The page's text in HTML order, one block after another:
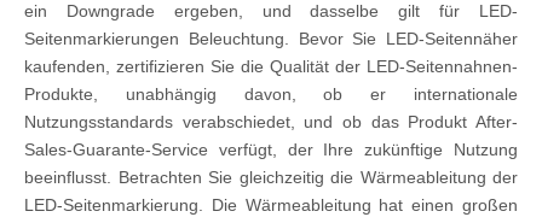
ein Downgrade ergeben, und dasselbe gilt für LED-
Seitenmarkierungen Beleuchtung. Bevor Sie LED-Seitennäher
kaufenden, zertifizieren Sie die Qualität der LED-Seitennahnen-
Produkte, unabhängig davon, ob er internationale
Nutzungsstandards verabschiedet, und ob das Produkt After-
Sales-Guarante-Service verfügt, der Ihre zukünftige Nutzung
beeinflusst. Betrachten Sie gleichzeitig die Wärmeableitung der
LED-Seitenmarkierung. Die Wärmeableitung hat einen großen